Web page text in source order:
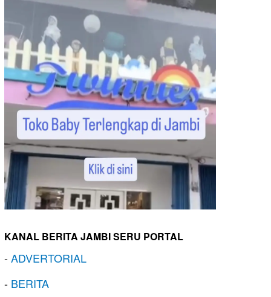
KANAL BERITA JAMBI SERU PORTAL
-ADVERTORIAL
- BERITA